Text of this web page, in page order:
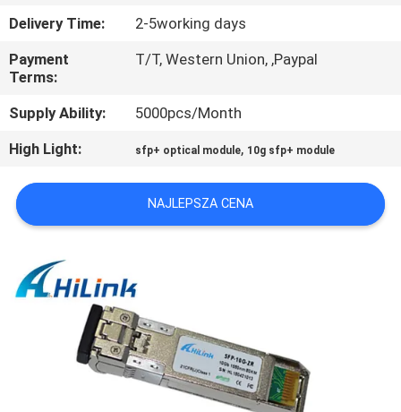
KONTROLA
JAKOŚCI
SKONTAKTUJ
SIĘ
NAMI
NOWOŚCI
SPRAWY
POPROŚ
Delivery Time:
2-5working days
Payment
Terms:
T/T, Western Union, ,Paypal
Supply Ability:
5000pcs/Month
High Light:
sfp+ optical module, 10g sfp+ module
NAJLEPSZA CENA